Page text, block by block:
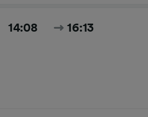
14:08 16:13